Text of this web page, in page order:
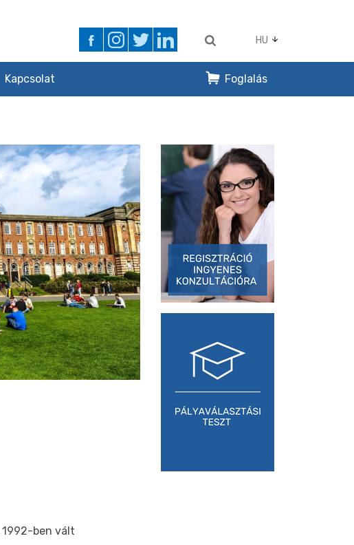
HU
Kapcsolat Foglalás
ben vált